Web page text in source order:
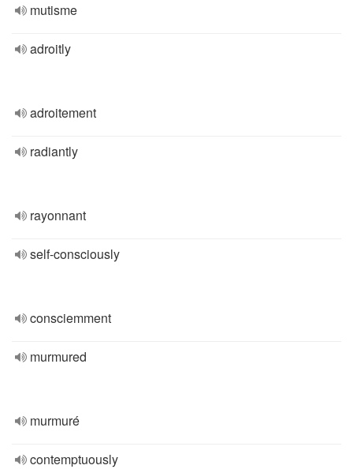
mutisme
adroitly
adroitement
radiantly
rayonnant
self-consciously
consciemment
murmured
murmuré
contemptuously